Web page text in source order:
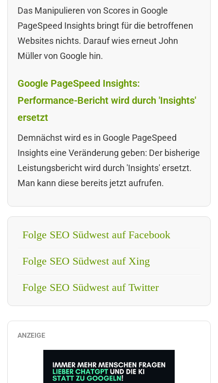
Das Manipulieren von Scores in Google
PageSpeed Insights bringt für die betroffenen
Websites nichts. Darauf wies erneut John
Müller von Google hin.
Google PageSpeed Insights:
Performance-Bericht wird durch 'Insights'
ersetzt
Demnächst wird es in Google PageSpeed
Insights eine Veränderung geben: Der bisherige
Leistungsbericht wird durch 'Insights' ersetzt.
Man kann diese bereits jetzt aufrufen.
Folge SEO Südwest auf Facebook
Folge SEO Südwest auf Xing
Folge SEO Südwest auf Twitter
ANZEIGE